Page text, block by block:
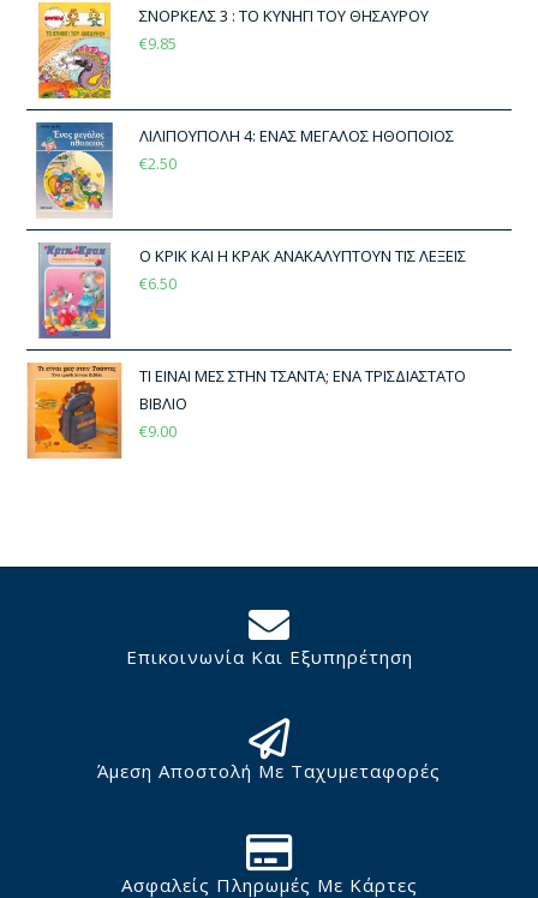
ΣΝΟΡΚΕΛΣ 3 : ΤΟ ΚΥΝΗΓΙ ΤΟΥ ΘΗΣΑΥΡΟΥ
€9.85
ΛΙΛΙΠΟΥΠΟΛΗ 4: ΕΝΑΣ ΜΕΓΑΛΟΣ ΗΘΟΠΟΙΟΣ
€2.50
Ο ΚΡΙΚ ΚΑΙ Η ΚΡΑΚ ΑΝΑΚΑΛΥΠΤΟΥΝ ΤΙΣ ΛΕΞΕΙΣ
€6.50
ΤΙ ΕΙΝΑΙ ΜΕΣ ΣΤΗΝ ΤΣΑΝΤΑ; ΕΝΑ ΤΡΙΣΔΙΑΣΤΑΤΟ
ΒΙΒΛΙΟ
€9.00
Επικοινωνία Και Εξυπηρέτηση
Άμεση Αποστολή Με Ταχυμεταφορές
Ασφαλείς Πληρωμές Με Κάρτες